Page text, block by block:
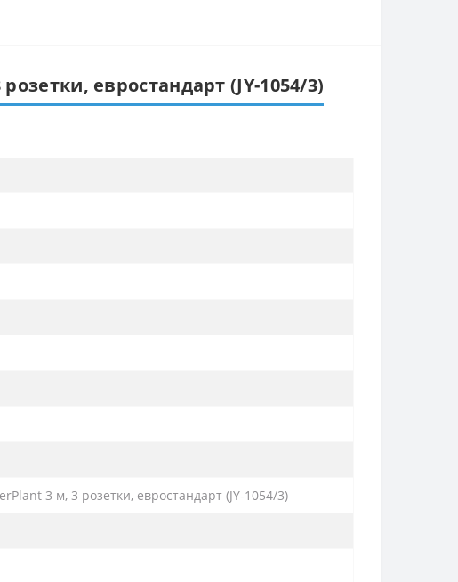
евростандарт (JY-1054/3)
3 м, 3 розетки, евростандарт (JY-1054/3)